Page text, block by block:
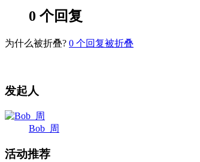
0 个回复
为什么被折叠? 0 个回复被折叠
发起人
Bob_周
活动推荐